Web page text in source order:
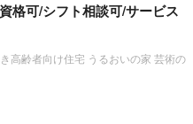
格可/シフト相談可/サービス
高齢者向け住宅 うるおいの家 芸術の